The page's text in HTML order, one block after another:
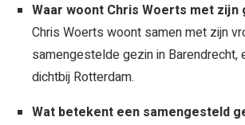
Waar woont Chris Woerts met zijn
Chris Woerts woont samen met zijn
samengestelde gezin in Barendrecht,
dichtbij Rotterdam.
Wat betekent een samengesteld